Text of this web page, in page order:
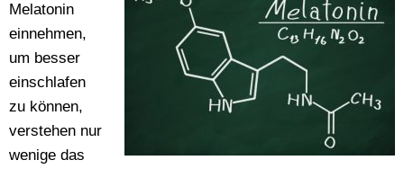
Melatonin
einnehmen,
um besser
einschlafen
zu können,
verstehen nur
wenige das